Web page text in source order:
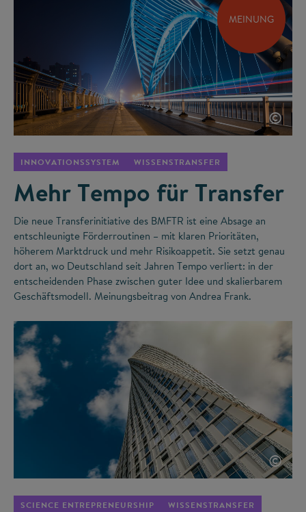
MEINUNG
©
INNOVATIONSSYSTEM WISSENSTRANSFER
Mehr Tempo für Transfer
Die neue Transferinitiative des BMFTR ist eine Absage an
entschleunigte Förderroutinen – mit klaren Prioritäten,
höherem Marktdruck und mehr Risikoappetit. Sie setzt genau
dort an, wo Deutschland seit Jahren Tempo verliert: in der
entscheidenden Phase zwischen guter Idee und skalierbarem
Geschäftsmodell. Meinungsbeitrag von Andrea Frank.
©
SCIENCE ENTREPRENEURSHIP WISSENSTRANSFER